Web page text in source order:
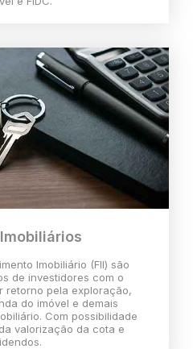
Imobiliário (FII) são
de investidores com o
retorno pela exploração,
do imóvel e demais
Com possibilidade
valorização da cota e